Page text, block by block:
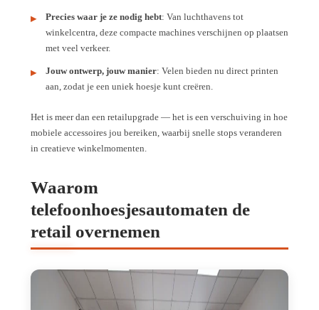
Precies waar je ze nodig hebt: Van luchthavens tot
winkelcentra, deze compacte machines verschijnen op plaatsen
met veel verkeer.
Jouw ontwerp, jouw manier: Velen bieden nu direct printen
aan, zodat je een uniek hoesje kunt creëren.
Het is meer dan een retailupgrade — het is een verschuiving in hoe
mobiele accessoires jou bereiken, waarbij snelle stops veranderen
in creatieve winkelmomenten.
Waarom
telefoonhoesjesautomaten de
retail overnemen